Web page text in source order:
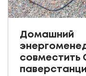
Домашний
совместить